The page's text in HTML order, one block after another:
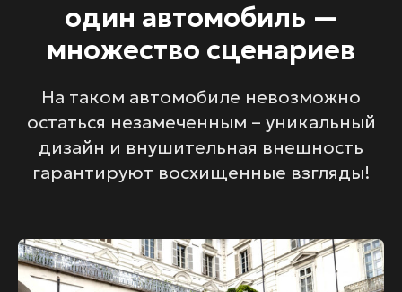
один автомобиль —
множество сценариев
На таком автомобиле невозможно
остаться незамеченным – уникальный
дизайн и внушительная внешность
гарантируют восхищенные взгляды!